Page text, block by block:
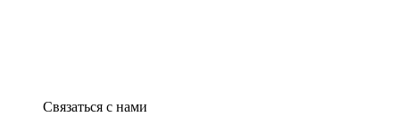
Связаться с нами